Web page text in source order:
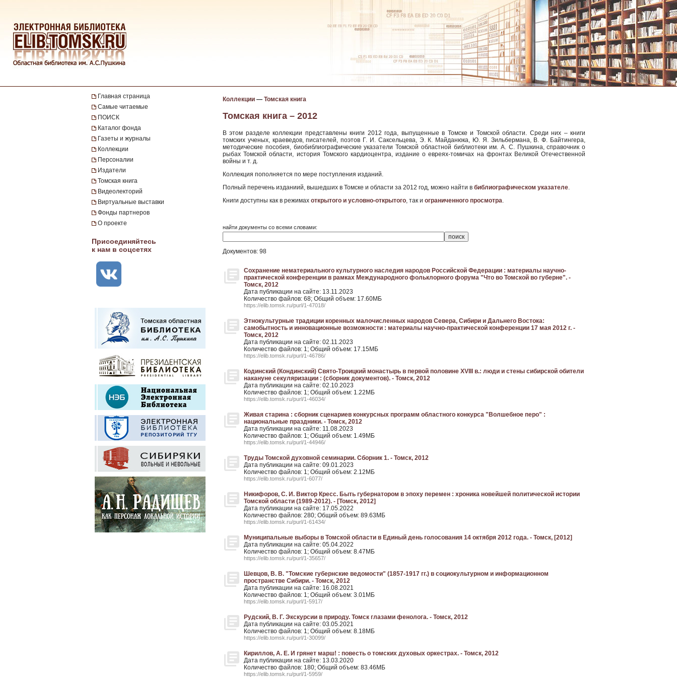
Главная страница
Самые читаемые
ПОИСК
Каталог фонда
Газеты и журналы
Коллекции
Персоналии
Издатели
Томская книга
Видеолекторий
Виртуальные выставки
Фонды партнеров
О проекте
Присоединяйтесь
к нам в соцсетях
Коллекции — Томская книга
Томская книга – 2012
В этом разделе коллекции представлены книги 2012 года, выпущенные в Томске и Томской области. Среди них – книги
томских ученых, краеведов, писателей, поэтов Г. И. Саксельцева, Э. К. Майданюка, Ю. Я. Зильбермана, В. Ф. Байтингера,
методические пособия, биобиблиографические указатели Томской областной библиотеки им. А. С. Пушкина, справочник о
рыбах Томской области, история Томского кардиоцентра, издание о евреях-томичах на фронтах Великой Отечественной
войны и т. д.
Коллекция пополняется по мере поступления изданий.
Полный перечень изданиий, вышедших в Томске и области за 2012 год, можно найти в библиографическом указателе.
Книги доступны как в режимах открытого и условно-открытого, так и ограниченного просмотра.
найти документы со всеми словами:
Документов: 98
Сохранение нематериального культурного наследия народов Российской Федерации : материалы научно-
практической конференции в рамках Международного фольклорного форума "Что во Томской во губерне". -
Томск, 2012
Дата публикации на сайте: 13.11.2023
Количество файлов: 68; Общий объем: 17.60МБ
https://elib.tomsk.ru/purl/1-47018/
Этнокультурные традиции коренных малочисленных народов Севера, Сибири и Дальнего Востока:
самобытность и инновационные возможности : материалы научно-практической конференции 17 мая 2012 г. -
Томск, 2012
Дата публикации на сайте: 02.11.2023
Количество файлов: 1; Общий объем: 17.15МБ
https://elib.tomsk.ru/purl/1-46786/
Кодинский (Кондинский) Свято-Троицкий монастырь в первой половине XVIII в.: люди и стены сибирской обители
накануне секуляризации : (сборник документов). - Томск, 2012
Дата публикации на сайте: 02.10.2023
Количество файлов: 1; Общий объем: 1.22МБ
https://elib.tomsk.ru/purl/1-46034/
Живая старина : сборник сценариев конкурсных программ областного конкурса "Волшебное перо" :
национальные праздники. - Томск, 2012
Дата публикации на сайте: 11.08.2023
Количество файлов: 1; Общий объем: 1.49МБ
https://elib.tomsk.ru/purl/1-44946/
Труды Томской духовной семинарии. Сборник 1. - Томск, 2012
Дата публикации на сайте: 09.01.2023
Количество файлов: 1; Общий объем: 2.12МБ
https://elib.tomsk.ru/purl/1-6077/
Никифоров, С. И. Виктор Кресс. Быть губернатором в эпоху перемен : хроника новейшей политической истории
Томской области (1989-2012). - [Томск, 2012]
Дата публикации на сайте: 17.05.2022
Количество файлов: 280; Общий объем: 89.63МБ
https://elib.tomsk.ru/purl/1-61434/
Муниципальные выборы в Томской области в Единый день голосования 14 октября 2012 года. - Томск, [2012]
Дата публикации на сайте: 05.04.2022
Количество файлов: 1; Общий объем: 8.47МБ
https://elib.tomsk.ru/purl/1-35657/
Шевцов, В. В. "Томские губернские ведомости" (1857-1917 гг.) в социокультурном и информационном
пространстве Сибири. - Томск, 2012
Дата публикации на сайте: 16.08.2021
Количество файлов: 1; Общий объем: 3.01МБ
https://elib.tomsk.ru/purl/1-5917/
Рудский, В. Г. Экскурсии в природу. Томск глазами фенолога. - Томск, 2012
Дата публикации на сайте: 03.05.2021
Количество файлов: 1; Общий объем: 8.18МБ
https://elib.tomsk.ru/purl/1-30099/
Кириллов, А. Е. И грянет марш! : повесть о томских духовых оркестрах. - Томск, 2012
Дата публикации на сайте: 13.03.2020
Количество файлов: 180; Общий объем: 83.46МБ
https://elib.tomsk.ru/purl/1-5959/